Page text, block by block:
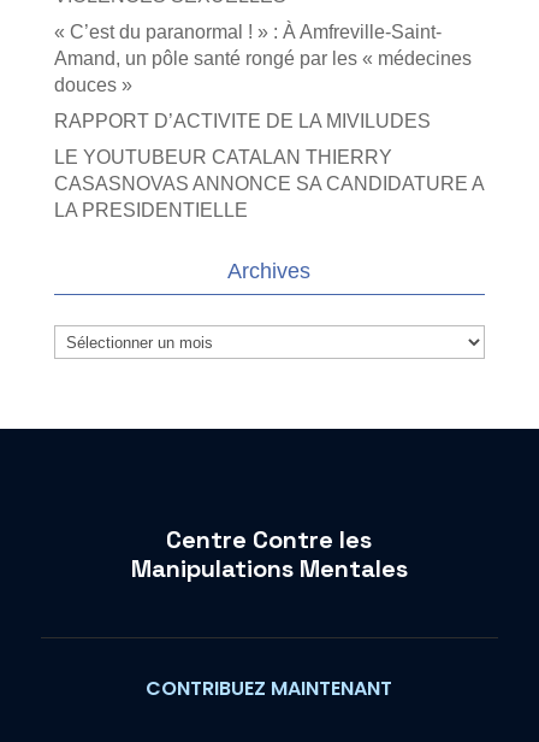
« C’est du paranormal ! » : À Amfreville-Saint-
Amand, un pôle santé rongé par les « médecines
douces »
RAPPORT D’ACTIVITE DE LA MIVILUDES
LE YOUTUBEUR CATALAN THIERRY
CASASNOVAS ANNONCE SA CANDIDATURE A
LA PRESIDENTIELLE
Archives
Archives
Centre Contre les
Manipulations Mentales
CONTRIBUEZ MAINTENANT